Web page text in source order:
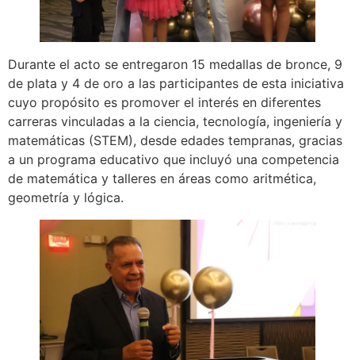
Durante el acto se entregaron 15 medallas de bronce, 9
de plata y 4 de oro a las participantes de esta iniciativa
cuyo propósito es promover el interés en diferentes
carreras vinculadas a la ciencia, tecnología, ingeniería y
matemáticas (STEM), desde edades tempranas, gracias
a un programa educativo que incluyó una competencia
de matemática y talleres en áreas como aritmética,
geometría y lógica.